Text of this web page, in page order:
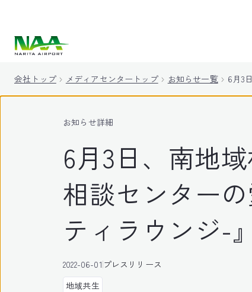
会社トップ メディアセンタートップ お知らせ一覧 6月3
お知らせ詳細
6月3日、南地
相談センター
ティラウンジ-
2022-06-01プレスリリース
地域共生